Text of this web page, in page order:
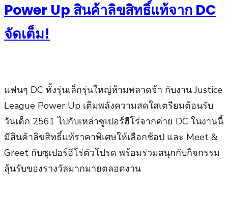
Power Up สินค้าลิขสิทธิ์แท้จาก DC
จัดเต็ม!
แฟนๆ DC ทั้งรุ่นเล็กรุ่นใหญ่ห้ามพลาดจ้า กับงาน Justice
League Power Up เติมพลังความสดใสเตรียมต้อนรับ
วันเด็ก 2561 ไปกับเหล่าซูเปอร์ฮีโร่จากค่าย DC ในงานนี้
มีสินค้าลิขสิทธิ์แท้ราคาพิเศษให้เลือกช้อป และ Meet &
Greet กับซูเปอร์ฮีโร่ตัวโปรด พร้อมร่วมสนุกกับกิจกรรม
ลุ้นรับของรางวัลมากมายตลอดงาน